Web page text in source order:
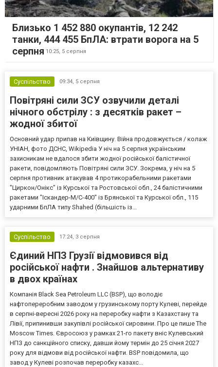
Близько 1 452 880 окупантів, 12 242
танки, 444 455 БпЛА: втрати ворога на 5
серпня 10:25, 5 серпня
Суспільство 09:34, 5 серпня
Повітряні сили ЗСУ озвучили деталі
нічного обстрілу : з десятків ракет –
жодної збитої
Основний удар припав на Київщину. Війна продовжується / колаж
УНІАН, фото ДСНС, Wikipedia У ніч на 5 серпня українським
захисникам не вдалося збити жодної російської балістичної
ракети, повідомляють Повітряні сили ЗСУ. Зокрема, у ніч на 5
серпня противник атакував 4 протикорабельними ракетами
"Циркон/Онікс" із Курської та Ростовської обл., 24 балістичними
ракетами "Іскандер-М/С-400" із Брянської та Курської обл., 115
ударними БпЛА типу Shahed (більшість із...
Суспільство 17:24, 3 серпня
Єдиний НПЗ Грузії відмовився від
російської нафти . Знайшов альтернативу
в двох країнах
Компанія Black Sea Petroleum LLC (BSP), що володіє
нафтопереробним заводом у грузинському порту Кулеві, перейде
в серпні-вересні 2026 року на переробку нафти з Казахстану та
Лівії, припинивши закупівлі російської сировини. Про це пише The
Moscow Times. Євросоюз у рамках 21-го пакету вніс Кулевський
НПЗ до санкційного списку, давши йому термін до 25 січня 2027
року для відмови від російської нафти. BSP повідомила, що
завод у Кулеві розпочав переробку казахс...